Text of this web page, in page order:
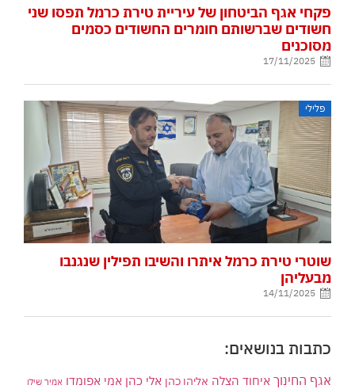
פקחי אגף הביטחון של עיריית טירת כרמל תפסו שני
חשודים שברשותם חומרים החשודים כסמים
מסוכנים
17/11/2025
פלילי
שוטרי טירת כרמל איתרו והשיבו תפילין שנגנבו
מבעליהן
14/11/2025
כתבות בנושאים:
אגף החינוך איחוד הצלה אליהו כהן אלי כהן אמי אפומדו אמיר שילו